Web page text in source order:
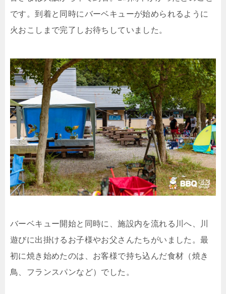
です。到着と同時にバーベキューが始められるように
火おこしまで完了しお待ちしていました。
バーベキュー開始と同時に、施設内を流れる川へ、川
遊びに出掛けるお子様やお父さんたちがいました。最
初に焼き始めたのは、お客様で持ち込んだ食材（焼き
鳥、フランスパンなど）でした。